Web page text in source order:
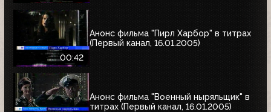
00:42
Анонс фильма "Пирл Харбор" в титрах
(Первый канал, 16.01.2005)
Анонс фильма "Военный ныряльщик" в
титрах (Первый канал, 16.01.2005)